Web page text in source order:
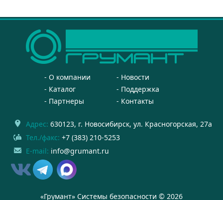
О компании
Новости
Каталог
Поддержка
Партнеры
Контакты
Адрес: 630123, г. Новосибирск, ул. Красногорская, 27а
Тел./факс: +7 (383) 210-5253
E-mail: info@grumant.ru
«Грумант» Системы безопасности © 2026